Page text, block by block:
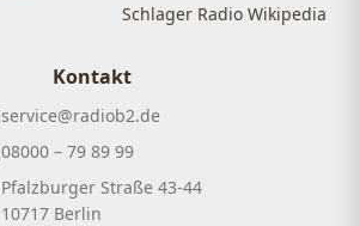
Schlager Radio Wikipedia
Kontakt
service@radiob2.de
08000 – 79 89 99
Pfalzburger Straße 43-44
10717 Berlin